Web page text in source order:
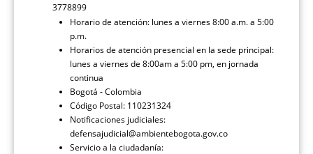
3778899
Horario de atención: lunes a viernes 8:00 a.m. a 5:00
p.m.
Horarios de atención presencial en la sede principal:
lunes a viernes de 8:00am a 5:00 pm, en jornada
continua
Bogotá - Colombia
Código Postal: 110231324
Notificaciones judiciales:
defensajudicial@ambientebogota.gov.co
Servicio a la ciudadanía: